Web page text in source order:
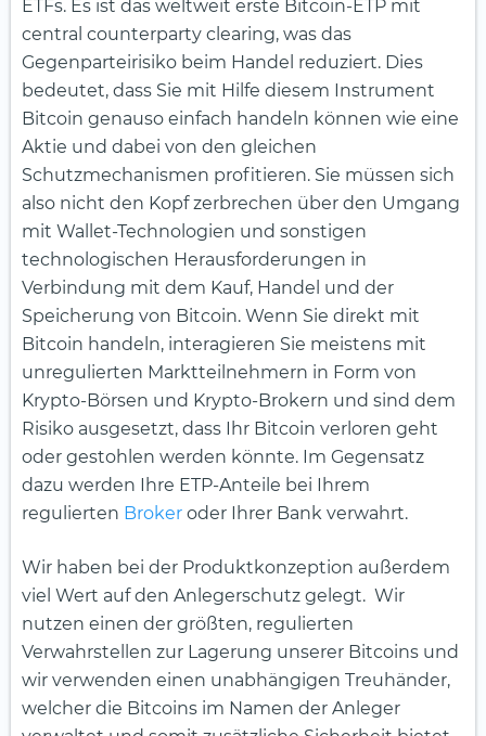
ETFs. Es ist das weltweit erste Bitcoin-ETP mit
central counterparty clearing, was das
Gegenparteirisiko beim Handel reduziert. Dies
bedeutet, dass Sie mit Hilfe diesem Instrument
Bitcoin genauso einfach handeln können wie eine
Aktie und dabei von den gleichen
Schutzmechanismen profitieren. Sie müssen sich
also nicht den Kopf zerbrechen über den Umgang
mit Wallet-Technologien und sonstigen
technologischen Herausforderungen in
Verbindung mit dem Kauf, Handel und der
Speicherung von Bitcoin. Wenn Sie direkt mit
Bitcoin handeln, interagieren Sie meistens mit
unregulierten Marktteilnehmern in Form von
Krypto-Börsen und Krypto-Brokern und sind dem
Risiko ausgesetzt, dass Ihr Bitcoin verloren geht
oder gestohlen werden könnte. Im Gegensatz
dazu werden Ihre ETP-Anteile bei Ihrem
regulierten Broker oder Ihrer Bank verwahrt.
Wir haben bei der Produktkonzeption außerdem
viel Wert auf den Anlegerschutz gelegt. Wir
nutzen einen der größten, regulierten
Verwahrstellen zur Lagerung unserer Bitcoins und
wir verwenden einen unabhängigen Treuhänder,
welcher die Bitcoins im Namen der Anleger